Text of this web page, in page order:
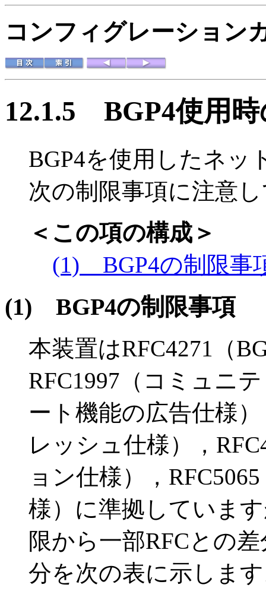
コンフィグレーション
12.1.5 BGP4使用
BGP4を使用したネッ
次の制限事項に注意
＜この項の構成＞
(1) BGP4の制限事
(1) BGP4の制限事項
本装置はRFC4271（
RFC1997（コミュニ
ート機能の広告仕様
レッシュ仕様），
ョン仕様），
様）に準拠していま
限から一部RFCとの
分を次の表に示しま